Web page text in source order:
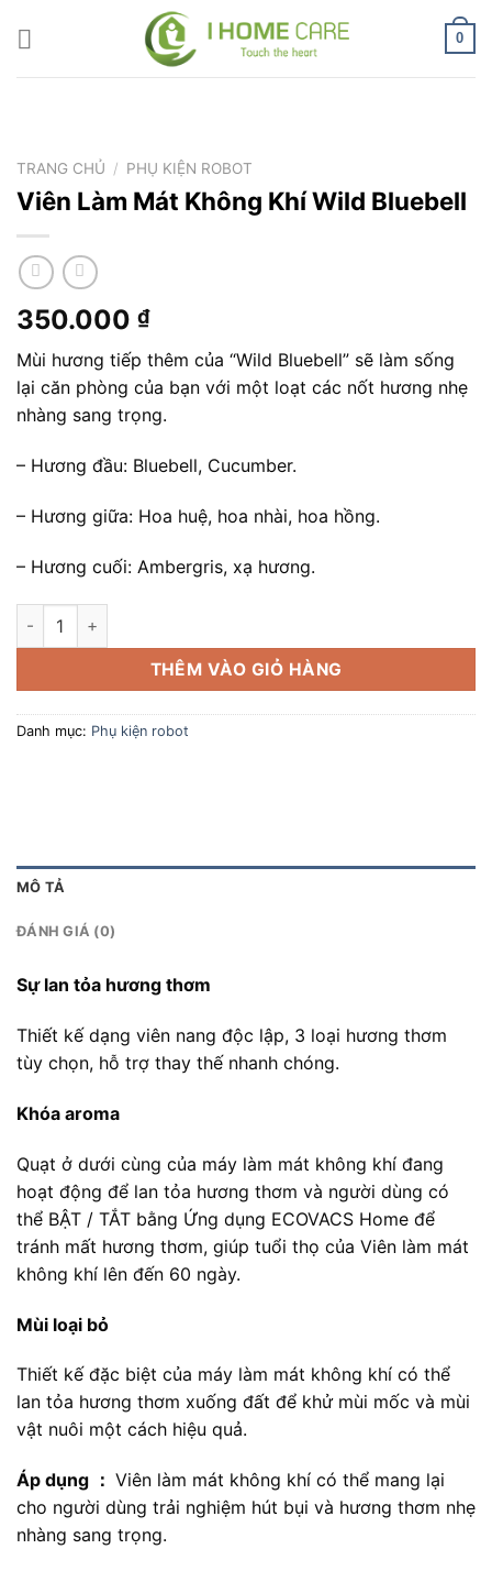
0
TRANG CHỦ / PHỤ KIỆN ROBOT
Viên Làm Mát Không Khí Wild Bluebell
350.000 ₫
Mùi hương tiếp thêm của “Wild Bluebell” sẽ làm sống
lại căn phòng của bạn với một loạt các nốt hương nhẹ
nhàng sang trọng.
– Hương đầu: Bluebell, Cucumber.
– Hương giữa: Hoa huệ, hoa nhài, hoa hồng.
– Hương cuối: Ambergris, xạ hương.
Viên Làm Mát Không Khí Wild Bluebell số lượng
THÊM VÀO GIỎ HÀNG
Danh mục: Phụ kiện robot
MÔ TẢ
ĐÁNH GIÁ (0)
Sự lan tỏa hương thơm
Thiết kế dạng viên nang độc lập, 3 loại hương thơm
tùy chọn, hỗ trợ thay thế nhanh chóng.
Khóa aroma
Quạt ở dưới cùng của máy làm mát không khí đang
hoạt động để lan tỏa hương thơm và người dùng có
thể BẬT / TẮT bằng Ứng dụng ECOVACS Home để
tránh mất hương thơm, giúp tuổi thọ của Viên làm mát
không khí lên đến 60 ngày.
Mùi loại bỏ
Thiết kế đặc biệt của máy làm mát không khí có thể
lan tỏa hương thơm xuống đất để khử mùi mốc và mùi
vật nuôi một cách hiệu quả.
Áp dụng ： Viên làm mát không khí có thể mang lại
cho người dùng trải nghiệm hút bụi và hương thơm nhẹ
nhàng sang trọng.